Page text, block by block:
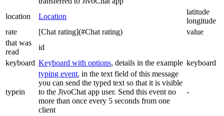
location Location
latitude
longitude
rate
[Chat rating](#Chat rating)
value
that was
read
id
keyboard Keyboard with options, details in the example keyboard
typein
typing event, in the text field of this message
you can send the typed text so that it is visible
to the JivoChat app user. Send this event no
more than once every 5 seconds from one
client
-